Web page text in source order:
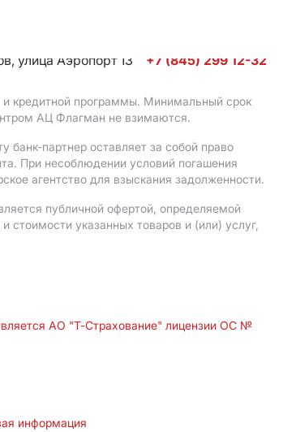
улица Аэропорт 13
+7 (845) 299 12-32
и кредитной программы. Минимальный срок
АЦ Флагман не взимаются.
партнер оставляет за собой право
При несоблюдении условий погашения
агентство для взыскания задолженности.
публичной офертой, определяемой
указанных товаров и (или) услуг,
АО "Т-Страхование" лицензии ОС №
информация